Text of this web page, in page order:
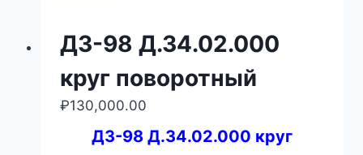
ДЗ-98 Д.34.02.000
круг поворотный
₽130,000.00
ДЗ-98 Д.34.02.000 круг